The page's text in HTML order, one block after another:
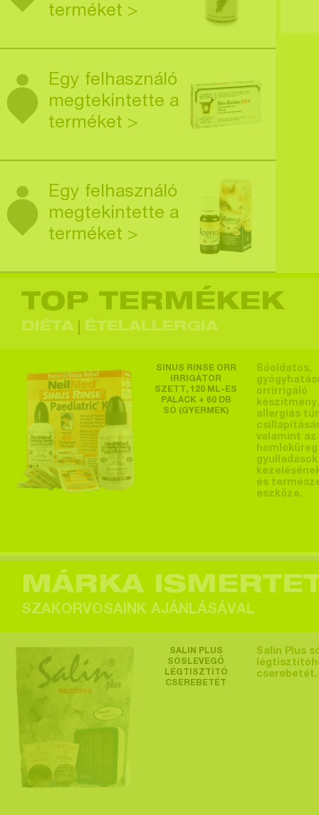
terméket >
Egy felhasználó
megtekintette a
terméket >
Egy felhasználó
megtekintette a
terméket >
Egy felhasználó
megtekintette a
terméket >
Egy felhasználó
megtekintette a
terméket >
megtekintette a
terméket >
megtekintette a
terméket >
Egy felhasználó
megtekintette a
TOP TERMÉKEK
DIÉTA ÉTELALLERGIA
SINUS RINSE ORR
IRRIGÁTOR
SZETT, 120 ML-ES
PALACK + 60 DB
SÓ (GYERMEK)
Sóoldatos,
orrirrigáló
allergiás
valamint az
homloküreg
gyulladások
és
eszköze.
MÁRKA
SZAKORVOSAINK AJÁNLÁSÁVAL
SALIN PLUS
SÓSLEVEGŐ
LÉGTISZTÍTÓ
CSEREBETÉT
Salin Plus
cserebetét.